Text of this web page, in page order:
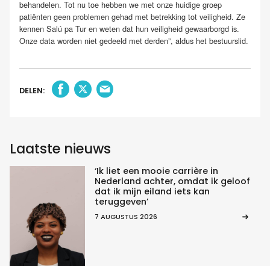
behandelen. Tot nu toe hebben we met onze huidige groep
patiënten geen problemen gehad met betrekking tot veiligheid. Ze
kennen Salú pa Tur en weten dat hun veiligheid gewaarborgd is.
Onze data worden niet gedeeld met derden”, aldus het bestuurslid.
DELEN:
Laatste nieuws
‘Ik liet een mooie carrière in
Nederland achter, omdat ik geloof
dat ik mijn eiland iets kan
teruggeven’
7 AUGUSTUS 2026